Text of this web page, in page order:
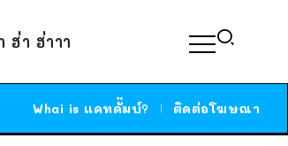
ฮ่า ฮ่าาา
Whai is แคทดั๊มบ์? ติดต่อโฆษณา